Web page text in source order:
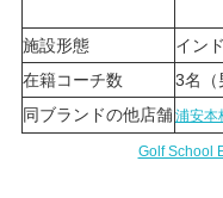
施設形態
イン
在籍コーチ数
3名（
同ブランドの他店舗浦安本
Golf School